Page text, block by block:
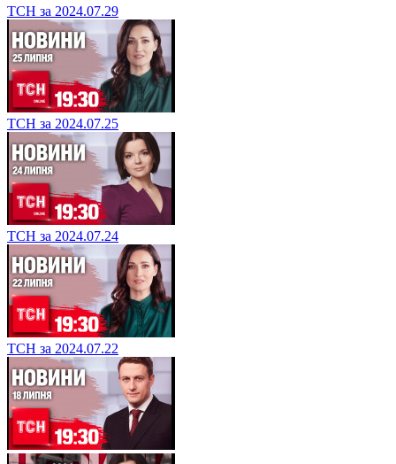
ТСН за 2024.07.29
ТСН за 2024.07.25
ТСН за 2024.07.24
ТСН за 2024.07.22